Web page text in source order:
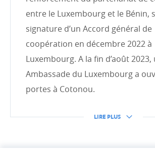
Coopération bilatérale
Coopération bilatérale en chiffres
Coopération multilatérale
Les organisations non gouvernementales
Finance inclusive, secteur privé,
entre le Luxembourg et le Bénin,
signature d’un Accord général de
coopération en décembre 2022 à
Luxembourg. A la fin d’août 2023,
Ambassade du Luxembourg a
portes à Cotonou.
LIRE PLUS